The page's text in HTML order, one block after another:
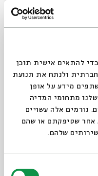
אנחנו משתמשים בקובצי Cookie כדי להתאים אישית תוכן
ולנתח את תנועת
מידע על אופן
מתחומי המדיה
גורמים אלה עשויים
אחר שסיפקתם או שהם
שלהם.
- סדרת